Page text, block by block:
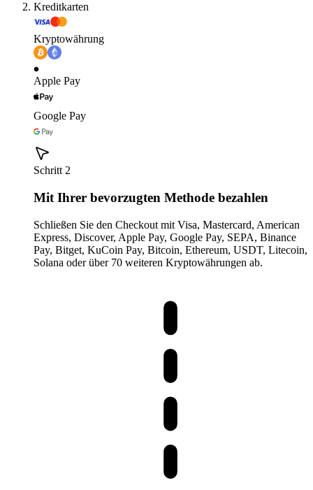
Kreditkarten
Kryptowährung
Apple Pay
Google Pay
Schritt 2
Mit Ihrer bevorzugten Methode bezahlen
Schließen Sie den Checkout mit Visa, Mastercard, American
Express, Discover, Apple Pay, Google Pay, SEPA, Binance
Pay, Bitget, KuCoin Pay, Bitcoin, Ethereum, USDT, Litecoin,
Solana oder über 70 weiteren Kryptowährungen ab.